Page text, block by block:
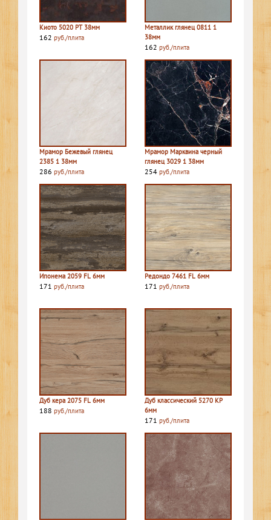
Киото 5020 PT 38мм
162 руб./плита
Металлик глянец 0811 1
38мм
162 руб./плита
Мрамор Бежевый глянец
2385 1 38мм
286 руб./плита
Мрамор Марквина черный
глянец 3029 1 38мм
254 руб./плита
Ипонема 2059 FL 6мм
171 руб./плита
Редондо 7461 FL 6мм
171 руб./плита
Дуб кера 2075 FL 6мм
188 руб./плита
Дуб классический 5270 КР
6мм
171 руб./плита